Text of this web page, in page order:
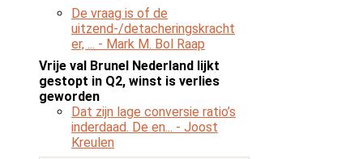
De vraag is of de
uitzend-/detacheringskracht
er, ... - Mark M. Bol Raap
Vrije val Brunel Nederland lijkt
gestopt in Q2, winst is verlies
geworden
Dat zijn lage conversie ratio’s
inderdaad. De en... - Joost
Kreulen